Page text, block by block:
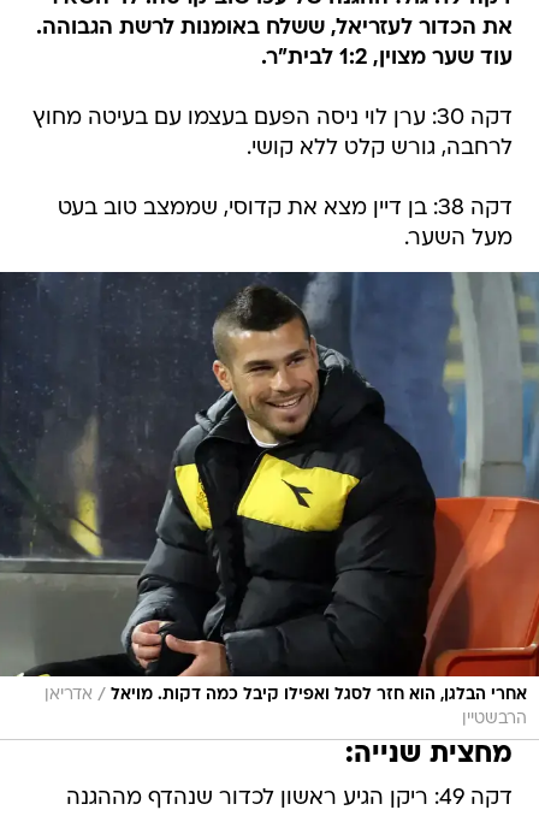
את הכדור לעזריאל, ששלח באומנות לרשת הגבוהה.
עוד שער מצוין, 1:2 לבית"ר.
דקה 30: ערן לוי ניסה הפעם בעצמו עם בעיטה מחוץ
לרחבה, גורש קלט ללא קושי.
דקה 38: בן דיין מצא את קדוסי, שממצב טוב בעט
מעל השער.
אחרי הבלגן, הוא חזר לסגל ואפילו קיבל כמה דקות. מויאל / אדריאן
הרבשטיין
מחצית שנייה:
דקה 49: ריקן הגיע ראשון לכדור שנהדף מההגנה